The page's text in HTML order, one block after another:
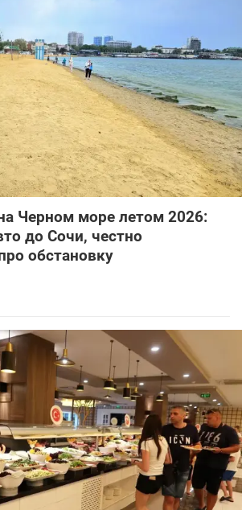
Черном море летом 2026:
до Сочи, честно
обстановку